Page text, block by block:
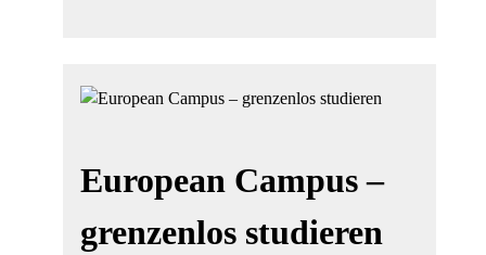
European Campus –
grenzenlos studieren